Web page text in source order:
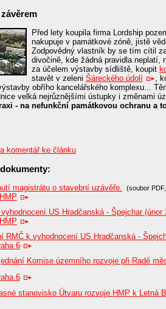
Před lety koupila firma Lordship
nakupuje v památkové zóně, jistě
Zodpovědný vlastník by se tím cítil
divočině, kde žádná pravidla neplatí,
za účelem výstavby sídliště, koupit
stavět v zeleni Šáreckého údolí
,
obřího kancelářského komplexu...
velká nejrůznějšími ústupky i změnami
- na nefunkční památkovou ochranu a
komentář ke článku
magistrátu o stavební uzávěře. (soubor
US Hradčanská - Špejchar (únor
RMČ k vyhodnocení US Hradčanská -
6
Komise územního rozvoje při Radě
6
stanovisko Útvaru rozvoje HMP k Letná